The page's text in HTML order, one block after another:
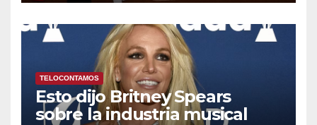
TELOCONTAMOS
Esto dijo Britney Spears
sobre la industria musical